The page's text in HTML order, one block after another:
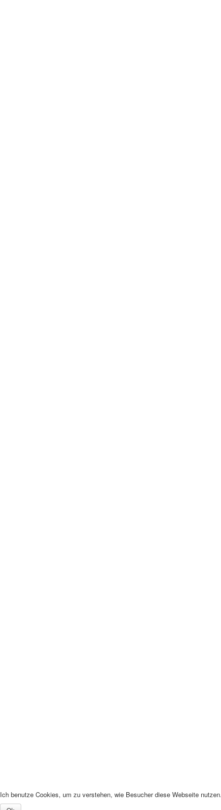
Ich benutze Cookies, um zu verstehen, wie Besucher diese Webseite